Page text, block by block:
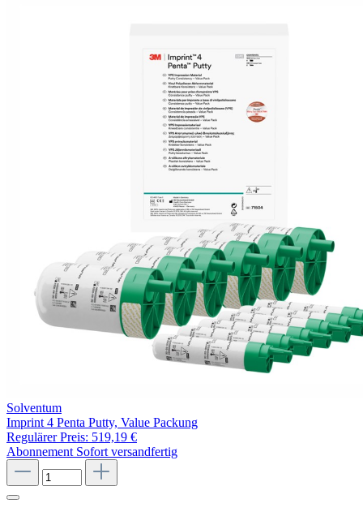
Solventum
Imprint 4 Penta Putty, Value Packung
Regulärer Preis: 519,19 €
Abonnement Sofort versandfertig